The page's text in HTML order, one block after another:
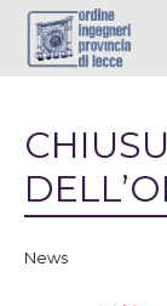
News